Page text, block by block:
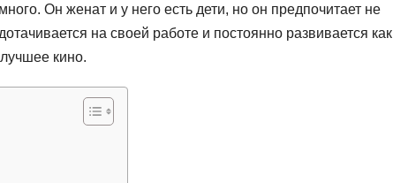
Он женат и у него есть дети, но он предпочитает не
на своей работе и постоянно развивается как
кино.